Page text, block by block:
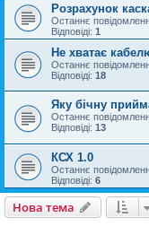
Розрахунок
Останнє
Відповіді: 1
Не хватає
Останнє
Відповіді: 18
Яку бічну
Останнє
Відповіді: 13
КСХ 1.0
Останнє
Відповіді: 6
Нова тема